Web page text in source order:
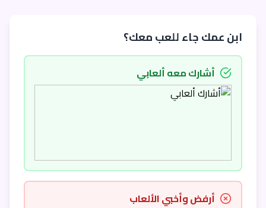
ابن عمك جاء للعب معك؟
أشارك معه ألعابي
أرفض وأخبي الألعاب